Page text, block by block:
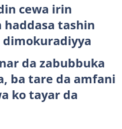
cewa irin
tashin
dimokuradiyya
da zabubbuka
ba tare da amfani
ko tayar da